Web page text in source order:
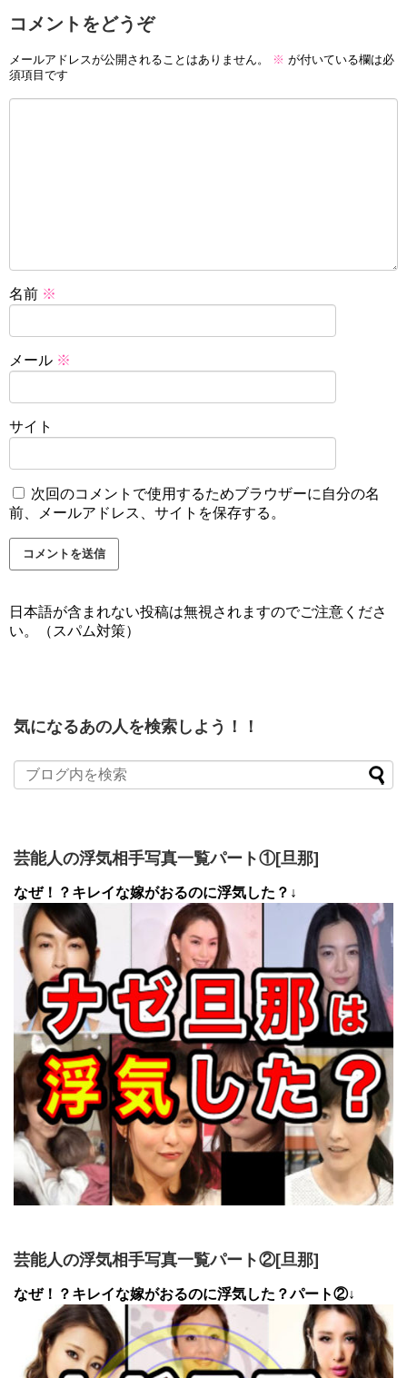
コメントをどうぞ
メールアドレスが公開されることはありません。 ※ が付いている欄は必
須項目です
名前 ※
メール ※
サイト
次回のコメントで使用するためブラウザーに自分の名
前、メールアドレス、サイトを保存する。
日本語が含まれない投稿は無視されますのでご注意くださ
い。（スパム対策）
気になるあの人を検索しよう！！
芸能人の浮気相手写真一覧パート①[旦那]
なぜ！？キレイな嫁がおるのに浮気した？↓
芸能人の浮気相手写真一覧パート②[旦那]
なぜ！？キレイな嫁がおるのに浮気した？パート②↓